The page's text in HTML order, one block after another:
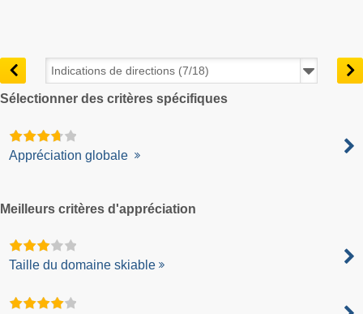
Sélectionner des critères spécifiques
Appréciation globale
Meilleurs critères d'appréciation
Taille du domaine skiable